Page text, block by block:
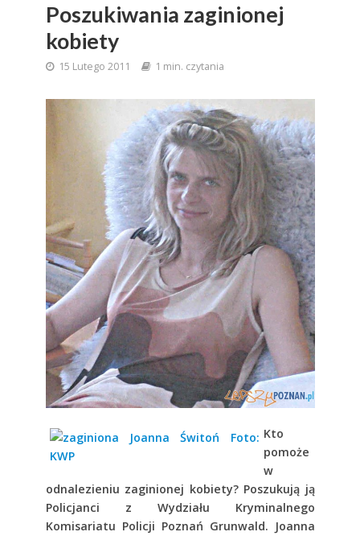
Poszukiwania zaginionej
kobiety
15 Lutego 2011 1 min. czytania
Kto
pomoże
w
odnalezieniu zaginionej kobiety? Poszukują ją
Policjanci z Wydziału Kryminalnego
Komisariatu Policji Poznań Grunwald. Joanna